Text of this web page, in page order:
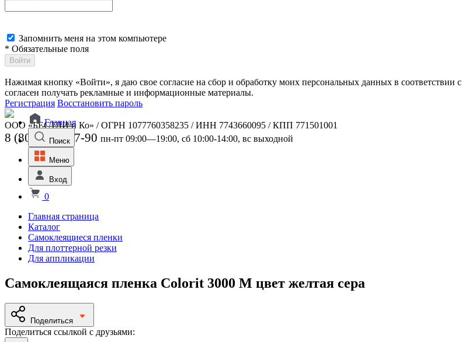
Запомнить меня на этом компьютере
* Обязательные поля
Войти
Нажимая кнопку «Войти», я даю свое согласие на сбор и обработку моих персональных данных в соответствии с
согласен получать рекламные и информационные материалы.
Регистрация Восстановить пароль
ООО «БЕСТЛИ и Ко» / ОГРН 1077760358235 / ИНН 7743660095 / КПП 771501001
8 (800) 301-07-90 пн-пт 09:00—19:00, сб 10:00-14:00, вс выходной
Главная
Поиск
Меню
Вход
0
Главная страница
Каталог
Самоклеящиеся пленки
Для плоттерной резки
Для аппликации
Самоклеящаяся пленка Colorit 3000 M цвет желтая сера
Поделиться
Поделиться ссылкой с друзьями: